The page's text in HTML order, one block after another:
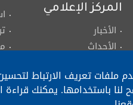
المركز الإعلامي
الأخبار
الأحداث
معرض الفيديو
تعاميم، مذكرات، قرارات،
ملفات تعريف الارتباط
لنا باستخدامها. يمكنك